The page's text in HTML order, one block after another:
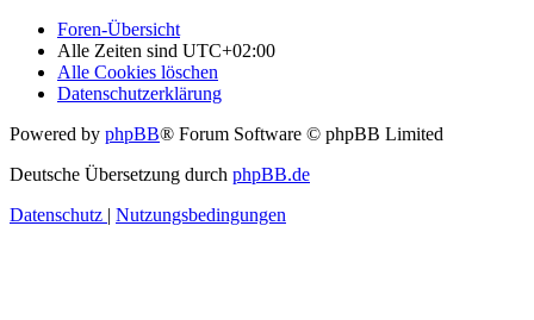
Foren-Übersicht
Alle Zeiten sind UTC+02:00
Alle Cookies löschen
Datenschutzerklärung
Powered by phpBB® Forum Software © phpBB Limited
Deutsche Übersetzung durch phpBB.de
Datenschutz | Nutzungsbedingungen